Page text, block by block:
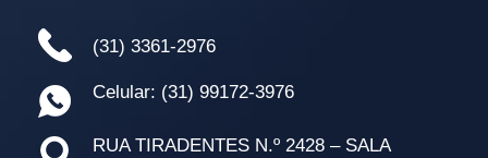
(31) 3361-2976
Celular: (31) 99172-3976
RUA TIRADENTES N.º 2428 – SALA